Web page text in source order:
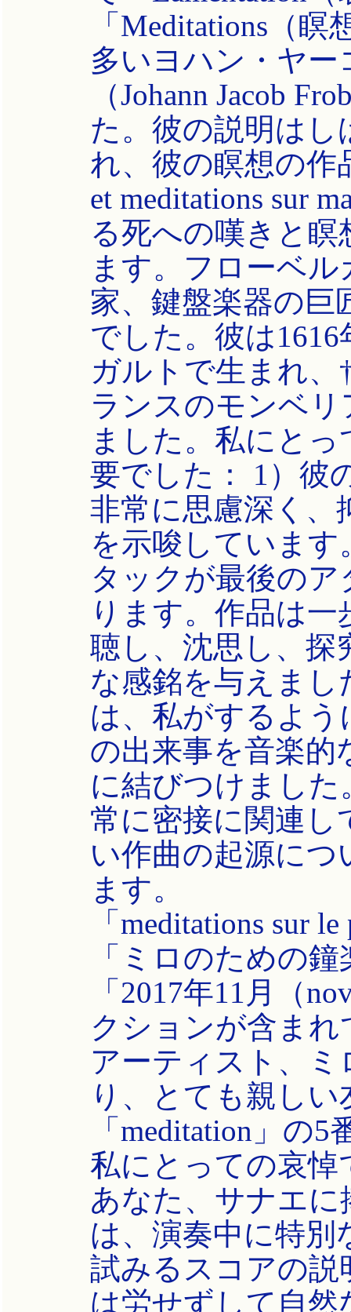
「Meditations（
多いヨハン・ヤ
（Johann Jacob
た。彼の説明は
れ、彼の瞑想の作
et meditations sur
る死への嘆きと
ます。フローベ
家、鍵盤楽器の巨
でした。彼は
ガルトで生まれ、
ランスのモンベ
ました。私にと
要でした： 1）彼
非常に思慮深く、
を示唆していま
タックが最後の
ります。作品は
聴し、沈思し、探
な感銘を与えまし
は、私がするよう
の出来事を音楽的
に結びつけまし
常に密接に関連し
い作曲の起源に
ます。
「meditations sur
「ミロのための
「2017年11月（
クションが含ま
アーティスト、ミ
り、とても親し
「meditation」の
私にとっての哀悼
あなた、サナエに
は、演奏中に特別
試みるスコアの説
は労せずして自